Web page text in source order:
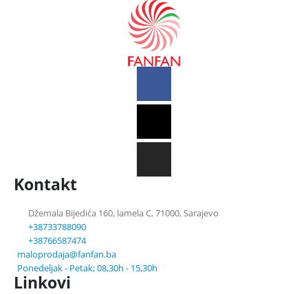
Kontakt
Džemala Bijedića 160, lamela C, 71000, Sarajevo
+38733788090
+38766587474
maloprodaja@fanfan.ba
Ponedeljak - Petak; 08,30h - 15,30h
Linkovi